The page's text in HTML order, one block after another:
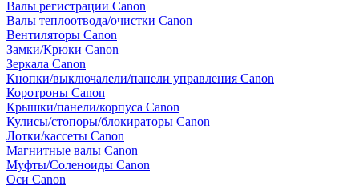
Валы регистрации Canon
Валы теплоотвода/очистки Canon
Вентиляторы Canon
Замки/Крюки Canon
Зеркала Canon
Кнопки/выключалели/панели управления Canon
Коротроны Canon
Крышки/панели/корпуса Canon
Кулисы/стопоры/блокираторы Canon
Лотки/кассеты Canon
Магнитные валы Canon
Муфты/Соленоиды Canon
Оси Canon